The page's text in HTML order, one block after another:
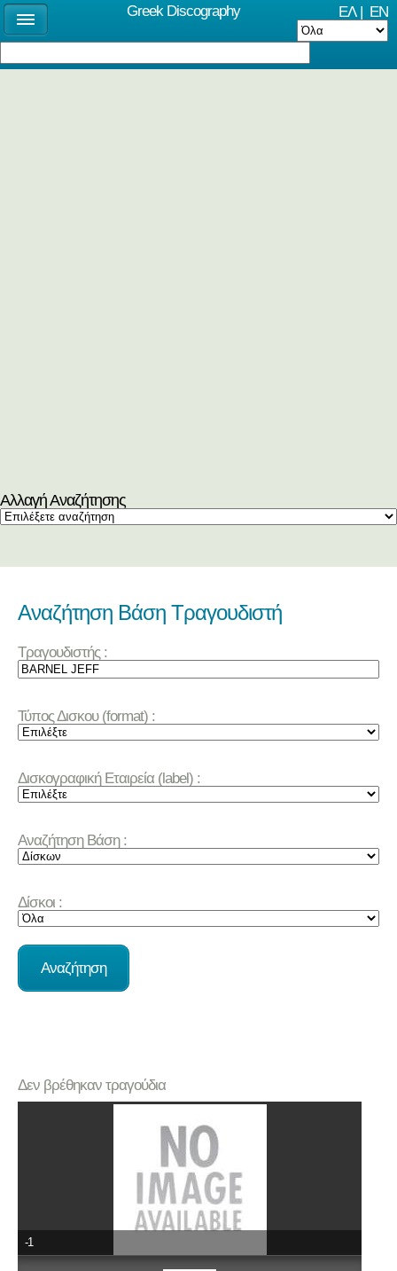
ΕΛ| EN
Αλλαγή Αναζήτησης
Αναζήτηση Βάση Τραγουδιστή
Τραγουδιστής :
Τύπος Δισκου (format) :
Δισκογραφική Εταιρεία (label) :
Αναζήτηση Βάση :
Δίσκοι :
Δεν βρέθηκαν τραγούδια
-1
Greek Discography